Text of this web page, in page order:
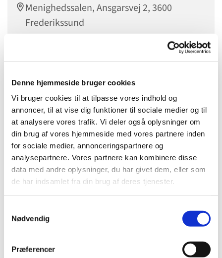
Denne hjemmeside bruger cookies
Vi bruger cookies til at tilpasse vores indhold og
annoncer, til at vise dig funktioner til sociale medier og til
at analysere vores trafik. Vi deler også oplysninger om
din brug af vores hjemmeside med vores partnere inden
for sociale medier, annonceringspartnere og
analysepartnere. Vores partnere kan kombinere disse
data med andre oplysninger, du har givet dem, eller som
de har indsamlet fra din brug af deres tjenester.
Nødvendig
Præferencer
Menighedssalen, Ansgarsvej 2, 3600
Frederikssund